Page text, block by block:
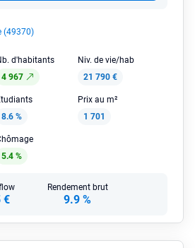
(49370)
d'habitants
4 967
Niv. de vie/hab
21 790 €
8.6 %
Prix au m²
1 701
5.4 %
€
Rendement brut
9.9 %